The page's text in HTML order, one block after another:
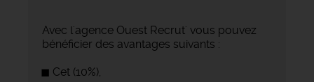
Avec l'agence Ouest Recrut' vous pouvez
bénéficier des avantages suivants :
Cet (10%),